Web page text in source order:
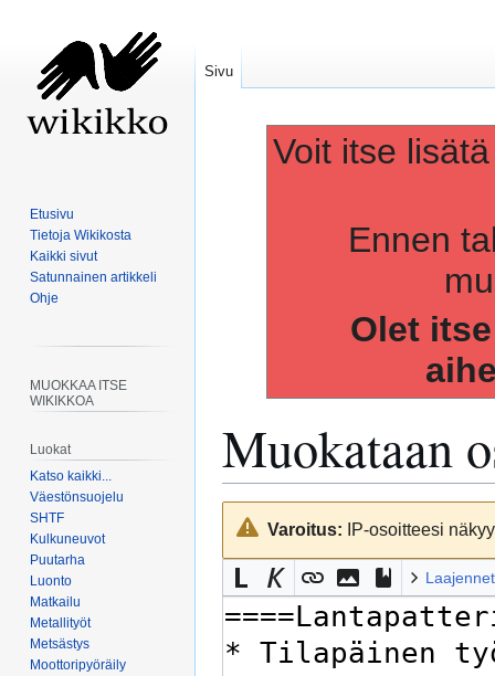
Voit itse
Ennen
Olet
Muokataan
Siirry
navigaatioon
Siirry
hakuunVaroitus: IP-osoitteesi
Sivu
Etusivu
Tietoja Wikikosta
Kaikki sivut
Satunnainen artikkeli
Ohje
MUOKKAA ITSE
WIKIKKOA
Luokat
Katso kaikki...
Väestönsuojelu
SHTF
Kulkuneuvot
Puutarha
Luonto
Matkailu
Metallityöt
Metsästys
Moottoripyöräily